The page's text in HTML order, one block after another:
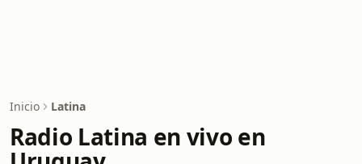
Inicio Latina
Radio Latina en vivo en